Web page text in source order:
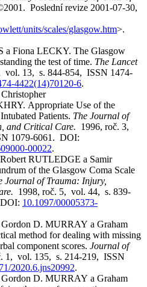
Poslední revize 2001-07-30,
units/scales/glasgow.htm>.
a Fiona LECKY. The Glasgow
the test of time. The Lancet
vol. 13, s. 844-854, ISSN 1474-
4422(14)70120-6.
Appropriate Use of the
Patients. The Journal of
and Critical Care. 1996, roč. 3,
1079-6061. DOI:
00022.
RUTLEDGE a Samir
of the Glasgow Coma Scale
Journal of Trauma: Injury,
1998, roč. 5, vol. 44, s. 839-
10.1097/00005373-
D. MURRAY a Graham
method for dealing with missing
component scores. Journal of
1, vol. 135, s. 214-219, ISSN
2020.6.jns20992.
D. MURRAY a Graham